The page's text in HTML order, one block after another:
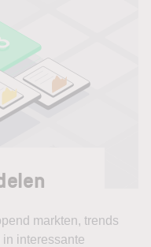
markten, trends
interessante